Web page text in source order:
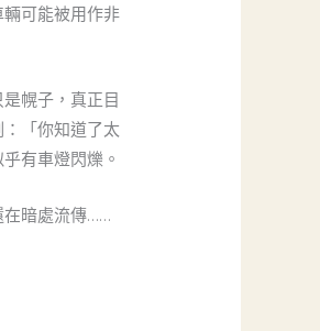
可能被用作非
是幌子，真正目
「你知道了太
有車燈閃爍。
在暗處流傳……